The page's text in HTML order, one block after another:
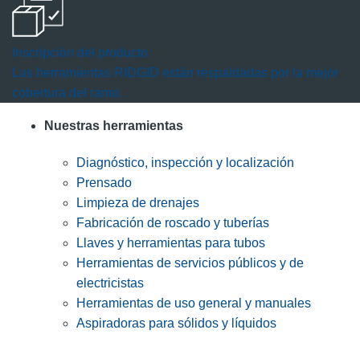
Inscripción del producto
Las herramientas RIDGID están respaldadas por la mejor
cobertura del ramo.
Nuestras herramientas
Diagnóstico, inspección y localización
Prensado
Limpieza de drenajes
Fabricación de roscado y tuberías
Llaves y herramientas para tubos
Herramientas de servicios públicos y de
electricistas
Herramientas de uso general y manuales
Aspiradoras para sólidos y líquidos